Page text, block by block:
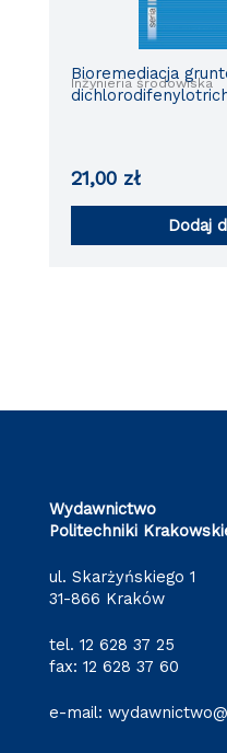
Inżynieria środowiska
Bioremediacja
21,00 zł
Dodaj
Wydawnictwo
Politechniki
ul. Skarżyńskiego 1
31-866 Kraków
tel. 12 628 37 25
fax: 12 628 37 60
e-mail: